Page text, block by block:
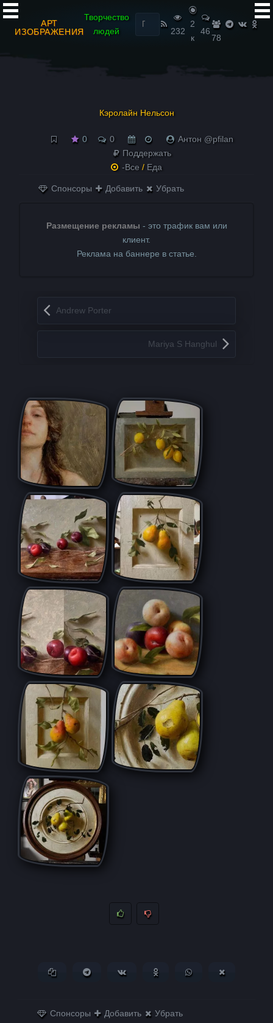
АРТ
ИЗОБРАЖЕНИЯ
Творчество
людей
Найти:
232
2
к
46
78
Кэролайн Нельсон
0 0
Антон @pfilan
Поддержать
-Все / Еда
Спонсоры Добавить Убрать
Размещение рекламы - это трафик вам или
клиент.
Реклама на баннере в статье.
Запись навигация
Andrew Porter
Mariya S Hanghul
Копировать ссылкуПоделиться в Telegram
Поделиться ВКонтактеПоделиться в
Поделиться в
Спонсоры Добавить Убрать